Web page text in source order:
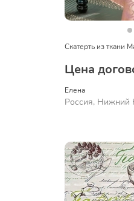
Скатерть из ткани
Цена
Елена
Россия, Нижний